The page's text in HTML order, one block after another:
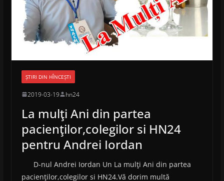
ȘTIRI DIN HÎNCEȘTI
2019-03-19 hn24
La mulţi Ani din partea
pacienţilor,colegilor si HN24
pentru Andrei Iordan
D-nul Andrei Iordan Un La mulţi Ani din partea
pacienţilor,colegilor si HN24.Vă dorim multă